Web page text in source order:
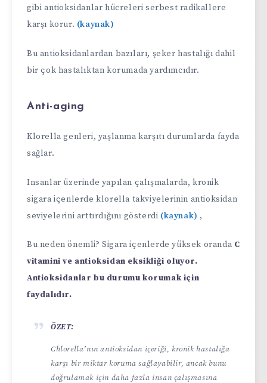
gibi antioksidanlar hücreleri serbest radikallere
karşı korur. (kaynak)
Bu antioksidanlardan bazıları, şeker hastalığı dahil
bir çok hastalıktan korumada yardımcıdır.
Anti-aging
Klorella genleri, yaşlanma karşıtı durumlarda fayda
sağlar.
Insanlar üzerinde yapılan çalışmalarda, kronik
sigara içenlerde klorella takviyelerinin antioksidan
seviyelerini arttırdığını gösterdi (kaynak) ,
Bu neden önemli? Sigara içenlerde yüksek oranda C
vitamini ve antioksidan eksikliği oluyor.
Antioksidanlar bu durumu korumak için
faydalıdır.
ÖZET:
Chlorella’nın antioksidan içeriği, kronik hastalığa
karşı bir miktar koruma sağlayabilir, ancak bunu
doğrulamak için daha fazla insan çalışmasına